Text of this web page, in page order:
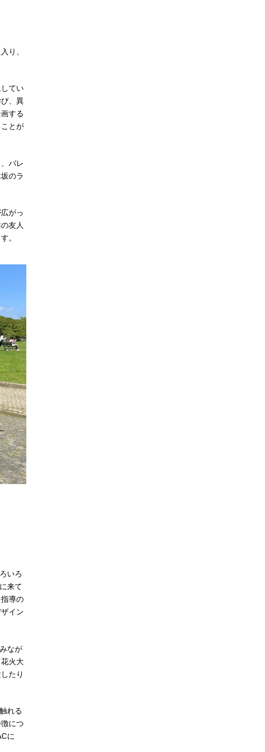
り、
てい
、異
する
とが
バレ
のラ
がっ
友人
。
いろ
来て
導の
イン
なが
火大
たり
れる
につ
に